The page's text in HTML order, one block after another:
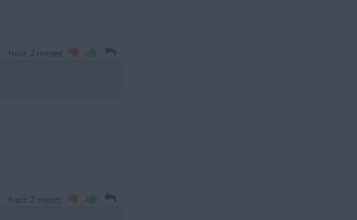
hace 2 meses
hace 2 meses